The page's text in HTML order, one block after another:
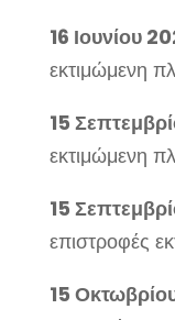
16 Ιουνίου
εκτιμώμενη
15
εκτιμώμενη
15
επιστροφές
15